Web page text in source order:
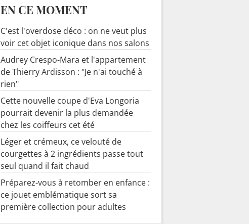
EN CE MOMENT
C'est l'overdose déco : on ne veut plus
voir cet objet iconique dans nos salons
Audrey Crespo-Mara et l'appartement
de Thierry Ardisson : "Je n'ai touché à
rien"
Cette nouvelle coupe d'Eva Longoria
pourrait devenir la plus demandée
chez les coiffeurs cet été
Léger et crémeux, ce velouté de
courgettes à 2 ingrédients passe tout
seul quand il fait chaud
Préparez-vous à retomber en enfance :
ce jouet emblématique sort sa
première collection pour adultes